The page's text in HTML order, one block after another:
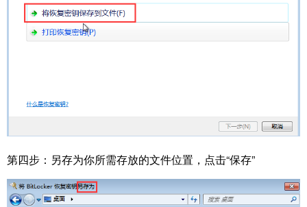
第四步： 另存为你所需存放的文件位置，点击“保存”